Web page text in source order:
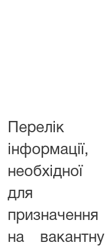
Перелік
інформації,
необхідної
для
призначення
на вакантну